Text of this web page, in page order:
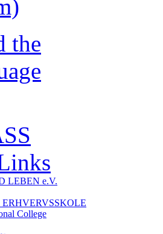
LEBEN e.V.
College